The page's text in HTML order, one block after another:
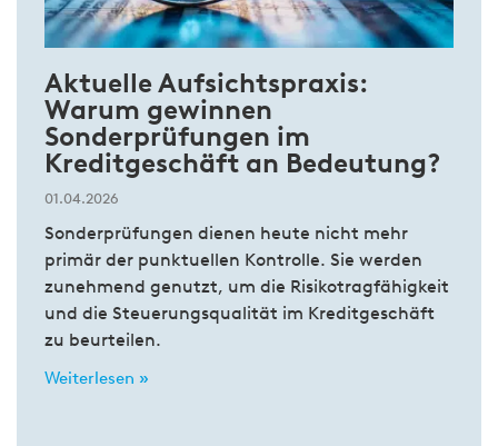
Aktuelle Aufsichtspraxis:
Warum gewinnen
Sonderprüfungen im
Kreditgeschäft an Bedeutung?
01.04.2026
Sonderprüfungen dienen heute nicht mehr
primär der punktuellen Kontrolle. Sie werden
zunehmend genutzt, um die Risikotragfähigkeit
und die Steuerungsqualität im Kreditgeschäft
zu beurteilen.
Weiterlesen »